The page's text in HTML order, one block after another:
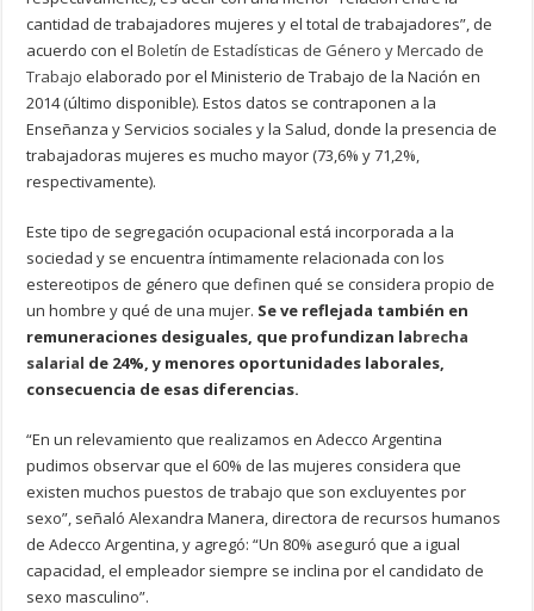
cantidad de trabajadores mujeres y el total de trabajadores”, de
acuerdo con elBoletín de Estadísticas de Género y Mercado de
Trabajo elaborado por el Ministerio de Trabajo de la Nación en
2014 (último disponible). Estos datos se contraponen a la
Enseñanza y Servicios sociales y la Salud, donde la presencia de
trabajadoras mujeres es mucho mayor (73,6% y 71,2%,
respectivamente).
Este tipo de segregación ocupacional está incorporada a la
sociedad y se encuentra íntimamente relacionada con los
estereotipos de género que definen qué se considera propio de
un hombre y qué de una mujer. Se ve reflejada también en
remuneraciones desiguales, que profundizan labrecha
salarial de 24%, y menores oportunidades laborales,
consecuencia de esas diferencias.
“En un relevamiento que realizamos en Adecco Argentina
pudimos observar que el 60% de las mujeres considera que
existen muchos puestos de trabajo que son excluyentes por
sexo”, señaló Alexandra Manera, directora de recursos humanos
de Adecco Argentina, y agregó: “Un 80% aseguró que a igual
capacidad, el empleador siempre se inclina por el candidato de
sexo masculino”.